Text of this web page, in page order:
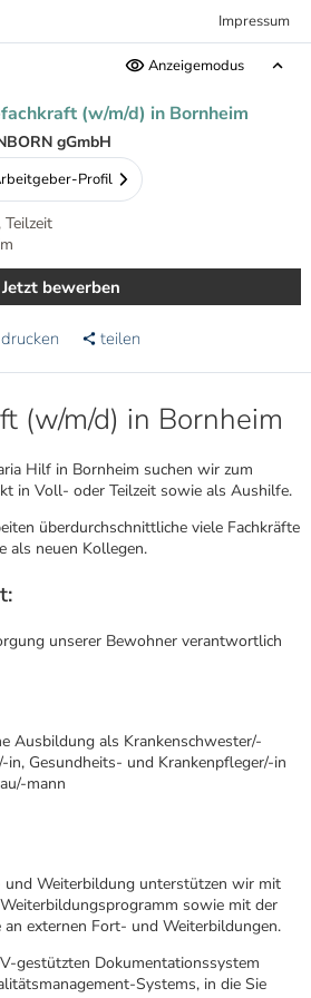
Impressum
Anzeigemodus
(w/m/d) in Bornheim
gGmbH
Profil
Jetzt bewerben
drucken teilen
(w/m/d) in Bornheim
Hilf in Bornheim suchen wir zum
in Voll- oder Teilzeit sowie als Aushilfe.
überdurchschnittliche viele Fachkräfte
als neuen Kollegen.
unserer Bewohner verantwortlich
Ausbildung als Krankenschwester/-
Gesundheits- und Krankenpfleger/-in
mann
und Weiterbildung unterstützen wir mit
sowie mit der
an externen Fort- und Weiterbildungen.
gestützten Dokumentationssystem
Systems, in die Sie
Karte anzeigen